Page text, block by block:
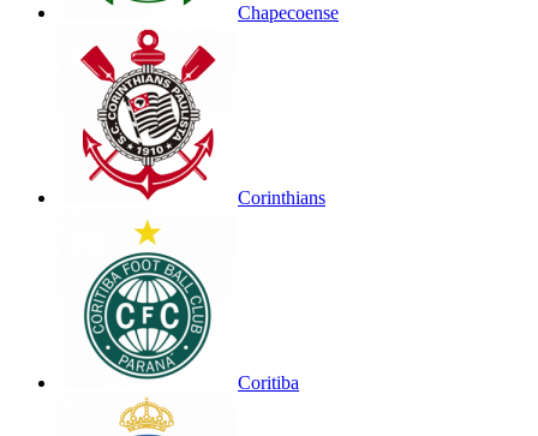
Chapecoense
Corinthians
Coritiba